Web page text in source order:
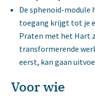
De sphenoid-module
toegang krijgt tot je
Praten met het Hart
transformerende
eerst, kan gaan
Voor wie